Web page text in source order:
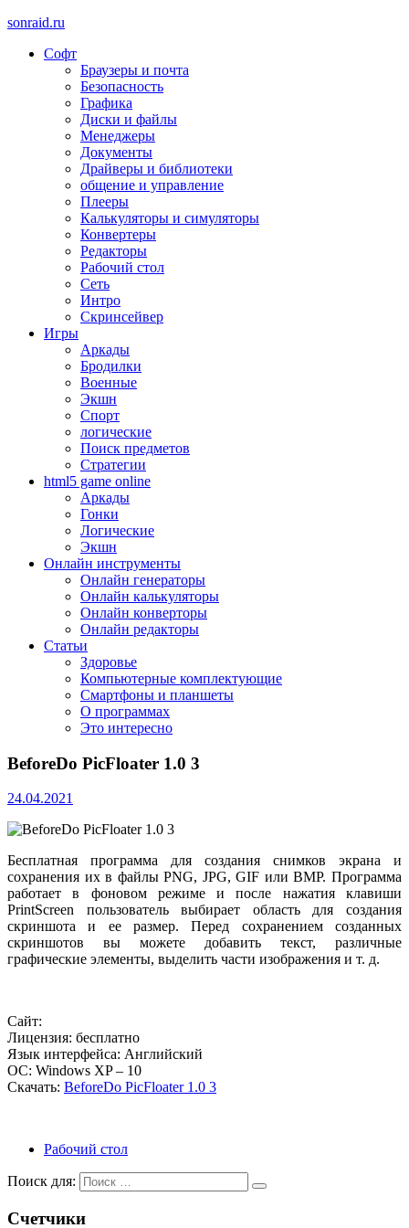
sonraid.ru
Скачивай программы, мини игры
Софт
Браузеры и почта
Безопасность
Графика
Диски и файлы
Менеджеры
Документы
Драйверы и библиотеки
общение и управление
Плееры
Калькуляторы и симуляторы
Конвертеры
Редакторы
Рабочий стол
Сеть
Интро
Скринсейвер
Игры
Аркады
Бродилки
Военные
Экшн
Спорт
логические
Поиск предметов
Стратегии
html5 game online
Аркады
Гонки
Логические
Экшн
Онлайн инструменты
Онлайн генераторы
Онлайн калькуляторы
Онлайн конверторы
Онлайн редакторы
Статьи
Здоровье
Компьютерные комплектующие
Смартфоны и планшеты
О программах
Это интересно
BeforeDo PicFloater 1.0 3
24.04.2021
Бесплатная программа для создания снимков экрана и
сохранения их в файлы PNG, JPG, GIF или BMP. Программа
работает в фоновом режиме и после нажатия клавиши
PrintScreen пользователь выбирает область для создания
скриншота и ее размер. Перед сохранением созданных
скриншотов вы можете добавить текст, различные
графические элементы, выделить части изображения и т. д.
Сайт:
Лицензия: бесплатно
Язык интерфейса: Английский
ОС: Windows XP – 10
Скачать: BeforeDo PicFloater 1.0 3
Рабочий стол
Поиск для:
Счетчики